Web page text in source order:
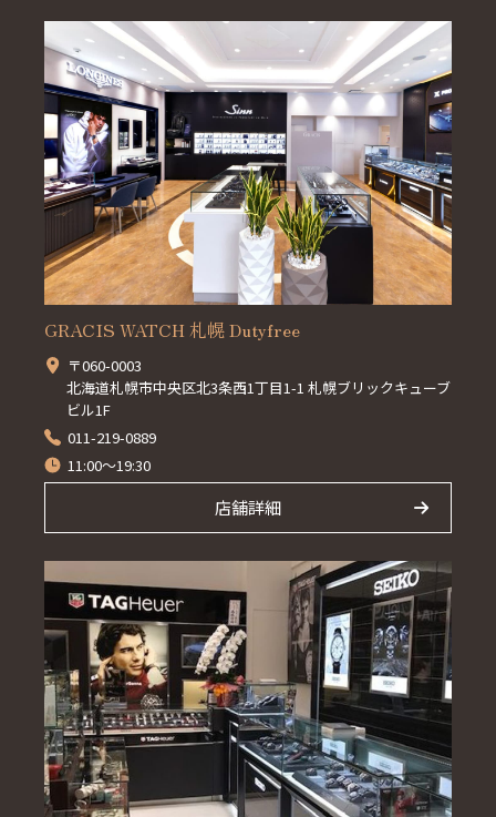
GRACIS WATCH 札幌 Dutyfree
〒060-0003
北海道札幌市中央区北3条西1丁目1-1 札幌ブリックキューブ
ビル1F
011-219-0889
11:00～19:30
店舗詳細